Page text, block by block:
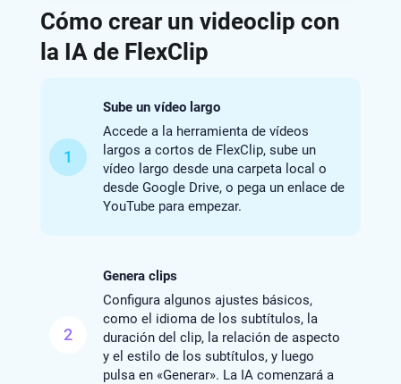
Cómo crear un videoclip con
la IA de FlexClip
1
Sube un vídeo largo
Accede a la herramienta de vídeos
largos a cortos de FlexClip, sube un
vídeo largo desde una carpeta local o
desde Google Drive, o pega un enlace de
YouTube para empezar.
2
Genera clips
Configura algunos ajustes básicos,
como el idioma de los subtítulos, la
duración del clip, la relación de aspecto
y el estilo de los subtítulos, y luego
pulsa en «Generar». La IA comenzará a